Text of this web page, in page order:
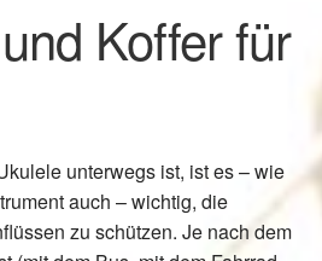
Koffer für
unterwegs ist, ist es – wie
auch – wichtig, die
zu schützen. Je nach dem